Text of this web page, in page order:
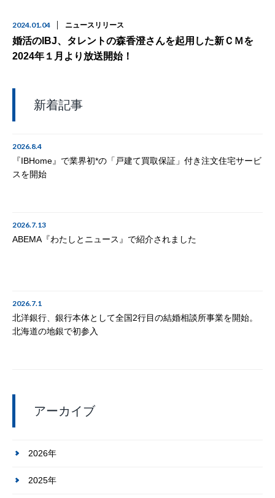
2024.01.04 ニュースリリース
婚活のIBJ、タレントの森香澄さんを起用した新ＣＭを
2024年１月より放送開始！
新着記事
2026.8.4
『IBHome』で業界初*の「戸建て買取保証」付き注文住宅サービ
スを開始
2026.7.13
ABEMA『わたしとニュース』で紹介されました
2026.7.1
北洋銀行、銀行本体として全国2行目の結婚相談所事業を開始。
北海道の地銀で初参入
アーカイブ
2026年
2025年